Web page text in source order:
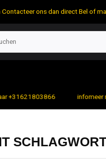
ons dan direct Bel of
+31621803866 infomeer